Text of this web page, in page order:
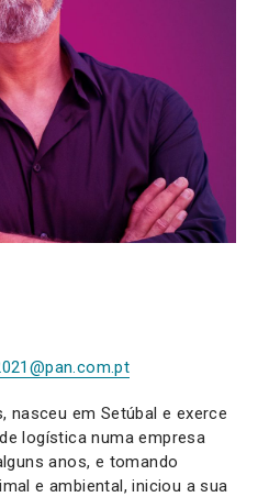
nasceu em Setúbal e exerce
logística numa empresa
anos, e tomando
e ambiental, iniciou a sua